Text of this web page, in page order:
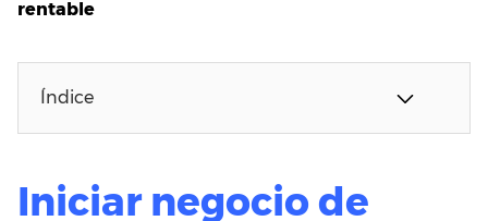
rentable
Índice
Iniciar negocio de